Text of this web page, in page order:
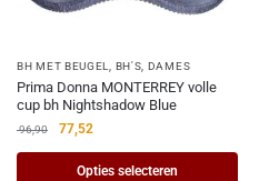
BH MET BEUGEL BH'S DAMES
Prima Donna MONTERREY volle
cup bh Nightshadow Blue
96,90 77,52
Opties selecteren